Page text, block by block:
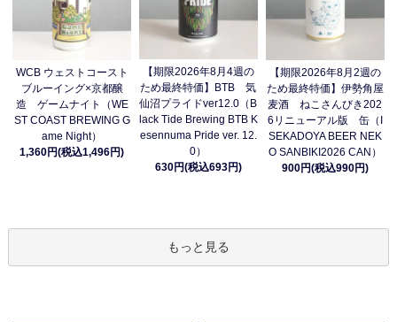
WCB ウェストコースト
ブルーイング×京都醸
造 ゲームナイト（WE
ST COAST BREWING G
ame Night）
1,360円(税込1,496円)
【期限2026年8月4週の
ため最終特価】BTB 気
仙沼プライドver12.0（B
lack Tide Brewing BTB K
esennuma Pride ver. 12.
0）
630円(税込693円)
【期限2026年8月2週の
ため最終特価】伊勢角屋
麦酒 ねこさんびき202
6リニューアル版 缶（I
SEKADOYA BEER NEK
O SANBIKI2026 CAN）
900円(税込990円)
もっと見る